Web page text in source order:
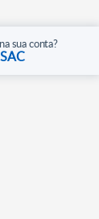
sua conta?
SAC